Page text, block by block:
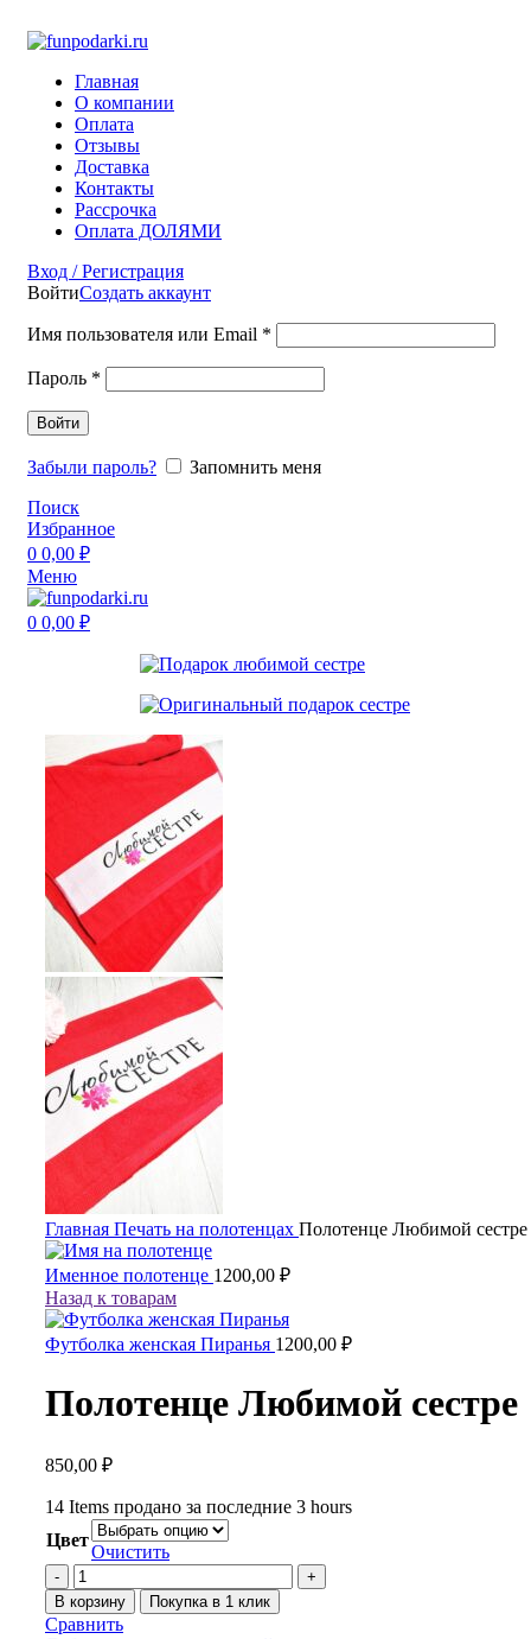
Главная
О компании
Оплата
Отзывы
Доставка
Контакты
Рассрочка
Оплата ДОЛЯМИ
Вход / Регистрация
ВойтиСоздать аккаунт
Имя пользователя или Email *
Пароль *
Войти
Забыли пароль?
Запомнить меня
Поиск
Избранное
0 0,00 ₽
Меню
0 0,00 ₽
Главная Печать на полотенцах Полотенце Любимой сестре
Именное полотенце 1200,00 ₽
Назад к товарам
Футболка женская Пиранья 1200,00 ₽
Полотенце Любимой сестре
850,00 ₽
14 Items продано за последние 3 hours
Цвет
Очистить
В корзину Покупка в 1 клик
Сравнить